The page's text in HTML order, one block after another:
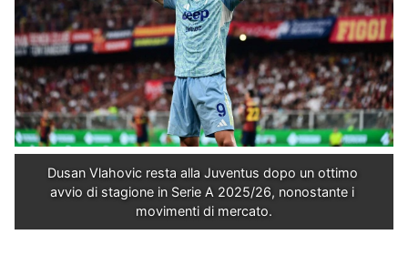
Dusan Vlahovic resta alla Juventus dopo un ottimo
avvio di stagione in Serie A 2025/26, nonostante i
movimenti di mercato.